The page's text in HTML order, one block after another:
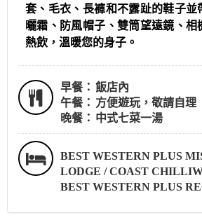
套、毛衣、長褲和不露趾的鞋子並
曬霜、防風帽子、雙筒望遠鏡、相
熱飲，溫暖您的身子。
早餐： 飯店內
午餐： 方便遊玩，敬請自理
晚餐： 中式七菜一湯
BEST WESTERN PLUS
LODGE / COAST
BEST WESTERN PLUS